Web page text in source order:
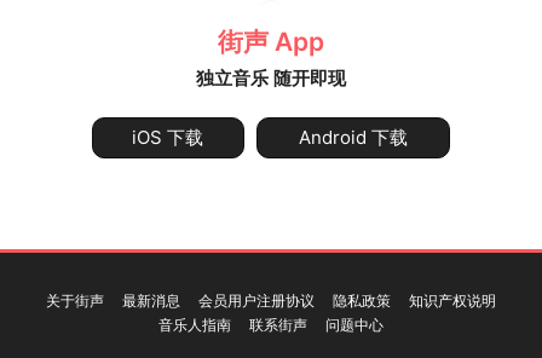
街声 App
独立音乐 随开即现
iOS 下载 Android 下载
关于街声 最新消息 会员用户注册协议 隐私政策
知识产权说明
音乐人指南
联系街声 问题中心